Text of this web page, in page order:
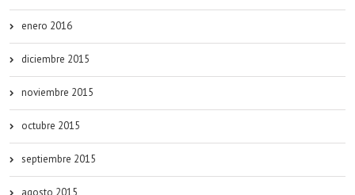
enero 2016
diciembre 2015
noviembre 2015
octubre 2015
septiembre 2015
agosto 2015